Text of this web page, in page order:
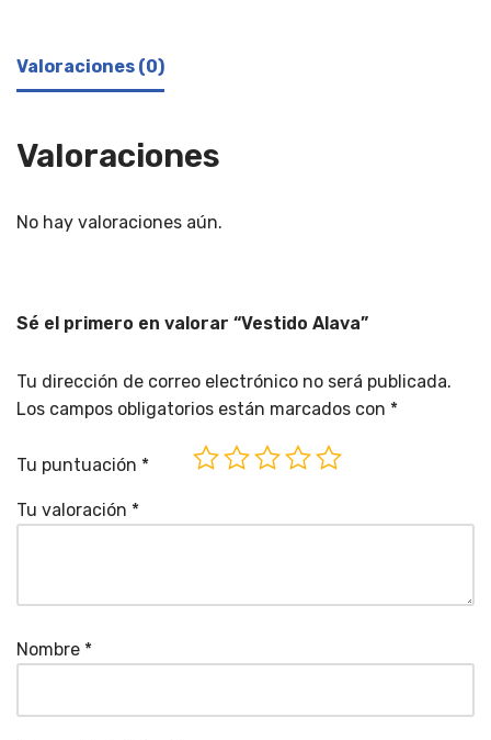
Valoraciones (0)
Valoraciones
No hay valoraciones aún.
Sé el primero en valorar “Vestido Alava”
Tu dirección de correo electrónico no será publicada.
Los campos obligatorios están marcados con *
Tu puntuación *
Tu valoración *
Nombre *